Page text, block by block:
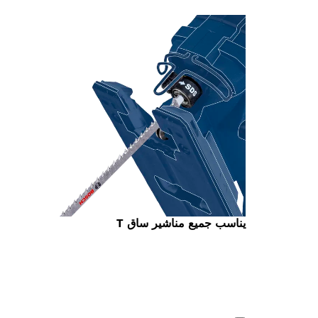
يناسب جميع مناشير ساق T